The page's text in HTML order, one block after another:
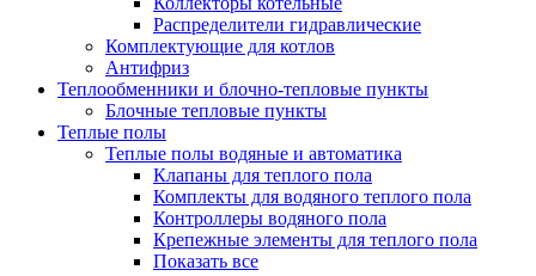
Распределители гидравлические
Комплектующие для котлов
Антифриз
Теплообменники и блочно-тепловые пункты
Блочные тепловые пункты
Теплые полы
Теплые полы водяные и автоматика
Клапаны для теплого пола
Комплекты для водяного теплого пола
Контроллеры водяного пола
Крепежные элементы для теплого пола
Показать все